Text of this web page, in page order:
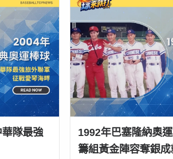
隊最強
1992年巴塞隆納奧
籌組黃金陣容奪銀成